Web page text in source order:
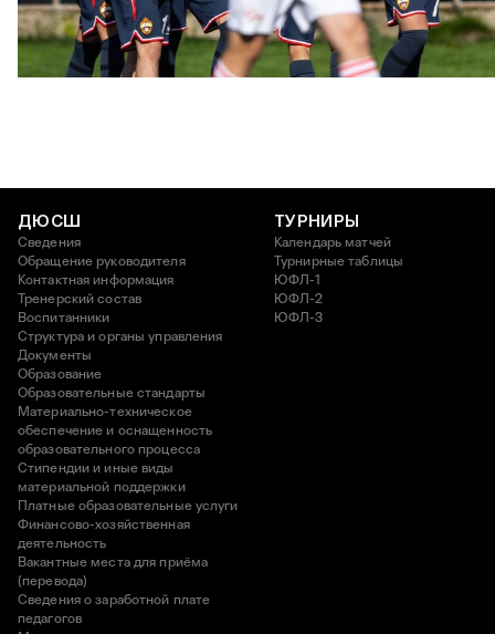
ЮФЛ: Московское дерби на «Октябре»
3 АВГУСТА 2026 14:15
ДЮСШ
Сведения
Обращение руководителя
Контактная информация
Тренерский состав
Воспитанники
Структура и органы управления
Документы
Образование
Образовательные стандарты
Материально-техническое
обеспечение и оснащенность
образовательного процесса
Стипендии и иные виды
материальной поддержки
Платные образовательные услуги
Финансово-хозяйственная
деятельность
Вакантные места для приёма
(перевода)
Сведения о заработной плате
педагогов
ТУРНИРЫ
Календарь матчей
Турнирные таблицы
ЮФЛ-1
ЮФЛ-2
ЮФЛ-3